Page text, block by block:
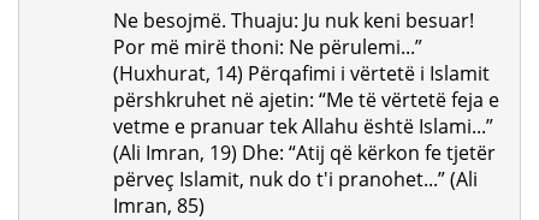
Ne besojmë. Thuaju: Ju nuk keni besuar!
Por më mirë thoni: Ne përulemi...”
(Huxhurat, 14) Përqafimi i vërtetë i Islamit
përshkruhet në ajetin: “Me të vërtetë feja e
vetme e pranuar tek Allahu është Islami...”
(Ali Imran, 19) Dhe: “Atij që kërkon fe tjetër
përveç Islamit, nuk do t'i pranohet...” (Ali
Imran, 85)